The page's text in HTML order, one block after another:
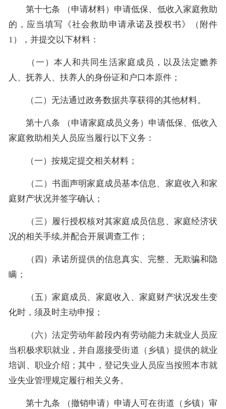
第十七条 （申请材料）申请低保、低收入家庭救助
的，应当填写《社会救助申请承诺及授权书》（附件
1），并提交以下材料：
（一）本人和共同生活家庭成员，以及法定赡养
人、抚养人、扶养人的身份证和户口本原件；
（二）无法通过政务数据共享获得的其他材料。
第十八条 （申请家庭成员义务）申请低保、低收入
家庭救助相关人员应当履行以下义务：
（一）按规定提交相关材料；
（二）书面声明家庭成员基本信息、家庭收入和家
庭财产状况并签字确认；
（三）履行授权核对其家庭成员信息、家庭经济状
况的相关手续,并配合开展调查工作；
（四）承诺所提供的信息真实、完整、无欺骗和隐
瞒；
（五）家庭成员、家庭收入、家庭财产状况发生变
化时，须及时主动申报；
（六）法定劳动年龄段内有劳动能力未就业人员应
当积极求职就业，并自愿接受街道（乡镇）提供的就业
培训、职业介绍；其中，登记失业人员应当按照本市就
业失业管理规定履行相关义务。
第十九条 （撤销申请）申请人可在街道（乡镇）审